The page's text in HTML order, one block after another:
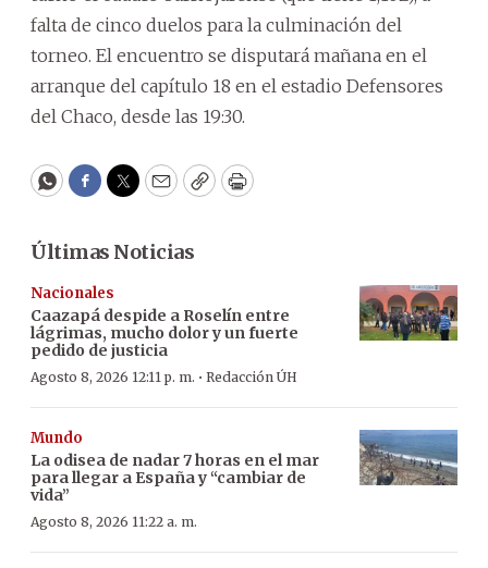
falta de cinco duelos para la culminación del
torneo. El encuentro se disputará mañana en el
arranque del capítulo 18 en el estadio Defensores
del Chaco, desde las 19:30.
WhatsApp
Facebook
Twitter
EmailCopyPrint
Últimas Noticias
Nacionales
Caazapá despide a Roselín entre
lágrimas, mucho dolor y un fuerte
pedido de justicia
Agosto 8, 2026 12:11 p. m. · Redacción ÚH
Mundo
La odisea de nadar 7 horas en el mar
para llegar a España y “cambiar de
vida”
Agosto 8, 2026 11:22 a. m.